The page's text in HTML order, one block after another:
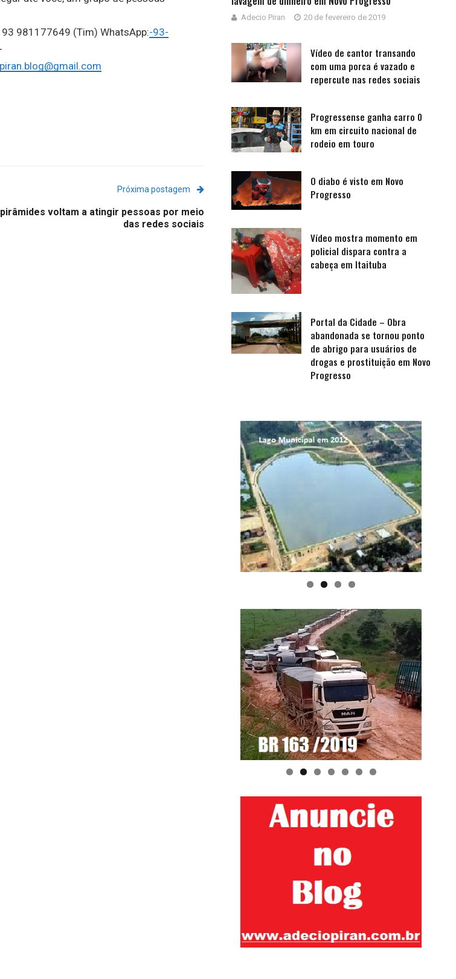
981177649 (Tim) WhatsApp:-93-
Próxima postagem
voltam a atingir pessoas por meio
das redes sociais
Adecio Piran 20 de fevereiro de 2019
Vídeo de cantor transando
com uma porca é vazado e
repercute nas redes sociais
Progressense ganha carro 0
km em circuito nacional de
rodeio em touro
O diabo é visto em Novo
Progresso
Vídeo mostra momento em
policial dispara contra a
cabeça em Itaituba
Portal da Cidade – Obra
abandonada se tornou ponto
de abrigo para usuários de
drogas e prostituição em Novo
Progresso